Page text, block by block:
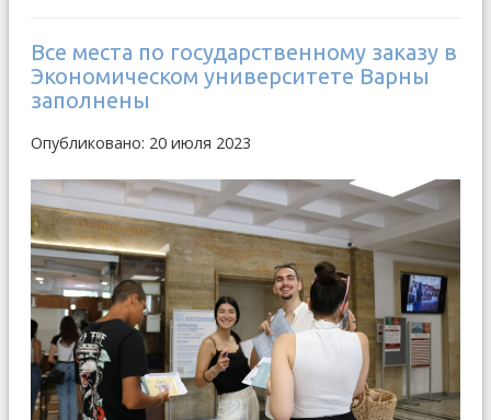
Все места по государственному заказу в
Экономическом университете Варны
заполнены
Опубликовано: 20 июля 2023